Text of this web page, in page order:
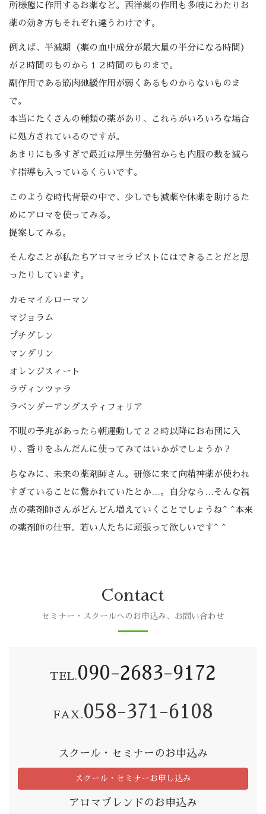
所様態に作用するお薬など。西洋薬の作用も多岐にわたりお
薬の効き方もそれぞれ違うわけです。
例えば、半減期（薬の血中成分が最大量の半分になる時間）
が２時間のものから１２時間のものまで。
副作用である筋肉弛緩作用が弱くあるものからないものま
で。
本当にたくさんの種類の薬があり、これらがいろいろな場合
に処方されているのですが。
あまりにも多すぎで最近は厚生労働省からも内服の数を減ら
す指導も入っているくらいです。
このような時代背景の中で、少しでも減薬や休薬を助けるた
めにアロマを使ってみる。
提案してみる。
そんなことが私たちアロマセラピストにはできることだと思
ったりしています。
カモマイルローマン
マジョラム
プチグレン
マンダリン
オレンジスィート
ラヴィンツァラ
ラベンダーアングスティフォリア
不眠の予兆があったら朝運動して２２時以降にお布団に入
り、香りをふんだんに使ってみてはいかがでしょうか？
ちなみに、未来の薬剤師さん。研修に来て向精神薬が使われ
すぎていることに驚かれていたとか…。自分なら…そんな視
点の薬剤師さんがどんどん増えていくことでしょうね^ ^本来
の薬剤師の仕事。若い人たちに頑張って欲しいです^ ^
Contact
セミナー・スクールへのお申込み、お問い合わせ
TEL.090-2683-9172
FAX.058-371-6108
スクール・セミナーのお申込み
スクール・セミナーお申し込み
アロマブレンドのお申込み